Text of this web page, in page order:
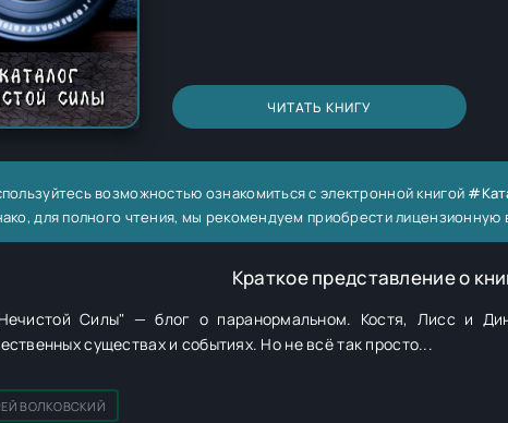
ЧИТАТЬ КНИГУ
возможностью ознакомиться с электронной книгой
для полного чтения, мы рекомендуем приобрести лицензионную
Краткое представление о
Силы" — блог о паранормальном. Костя, Лисс и
существах и событиях. Но не всё так просто...
ВОЛКОВСКИЙ